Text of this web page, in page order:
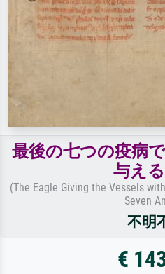
最後の七つの疫病
与え
(The Eagle Giving the Vessels
Seven
不明
€